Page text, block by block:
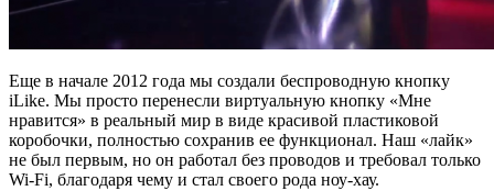
Еще в начале 2012 года мы создали беспроводную кнопку
iLike. Мы просто перенесли виртуальную кнопку «Мне
нравится» в реальный мир в виде красивой пластиковой
коробочки, полностью сохранив ее функционал. Наш «лайк»
не был первым, но он работал без проводов и требовал только
Wi-Fi, благодаря чему и стал своего рода ноу-хау.